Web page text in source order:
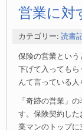
営業に対
カテゴリー: 読書
保険の営業とい
下げて入っても
んて言っている
「奇跡の営業」
す。保険契約し
業マンのトップ